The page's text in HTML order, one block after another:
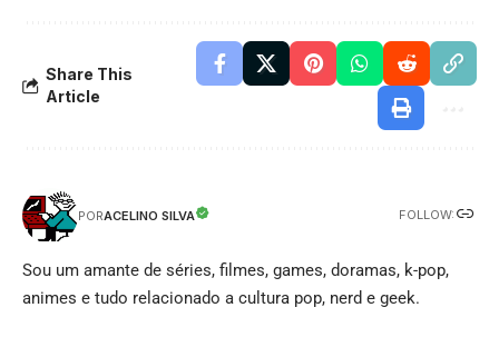
Share This
Article
PORACELINO SILVA FOLLOW:
Sou um amante de séries, filmes, games, doramas, k-pop,
animes e tudo relacionado a cultura pop, nerd e geek.